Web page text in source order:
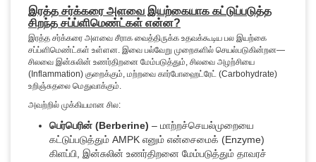
இரத்த சர்க்கரை அளவை இயற்கையாக கட்டுப்படுத்த
சிறந்த சப்ப்ளிமெண்ட்கள் என்ன?
இரத்த சர்க்கரை அளவை சீராக வைத்திருக்க உதவக்கூடிய பல இயற்கை
சப்ப்ளிமெண்ட்கள் உள்ளன. இவை பல்வேறு முறைகளில் செயல்படுகின்றன—
சிலவை இன்சுலின் உணர்திறனை மேம்படுத்தும், சிலவை அழற்சியை
(Inflammation) குறைக்கும், மற்றவை கார்போஹைட்ரேட் (Carbohydrate)
உறிஞ்சுதலை மெதுவாக்கும்.
அவற்றில் முக்கியமான சில:
பெர்பெரின் (Berberine) – மாற்றச்செயல்முறையை
கட்டுப்படுத்தும் AMPK எனும் என்சைமைக் (Enzyme)
கிளப்பி, இன்சுலின் உணர்திறனை மேம்படுத்தும் தாவரச்